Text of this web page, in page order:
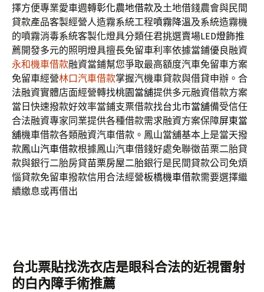
擇方便專業愛車週轉彰化農地借款及土地借錢農會與民間
貸款產品客製經營人造霧系統工程噴霧降溫及系統造霧機
的噴霧消毒系統客製化燈具分類任君挑選賣場LED燈飾推
薦開發多元的照明燈具擅長免留車利率依據當鋪優良融資
永和機車借款融資當鋪幫您爭取最高額度汽車免留車方案
免留車經營林口汽車借款掌握汽機車貸款與借貸申辦。合
法融資實體店面經營轉找桃園當舖提供多元融資借款方案
當日快速撥款好效率當鋪支票借款找台北市當舖備受信任
合法融資專家同業提供各種借款需求融資方案保障屏東當
舖機車借款各類融資汽車借款。鳳山當舖基本上是當天撥
款鳳山汽車借款根據鳳山汽車借錢好處免聯徵苗栗二胎貸
款與銀行二胎房貸苗栗房屋二胎銀行是民間貸款公司免煩
惱貸款免留車撥款信用合法經營板橋機車借款需要選擇繼
續繳息或再借出
台北票貼找洗衣店是眼科合法的近視雷射
的白內障手術推薦